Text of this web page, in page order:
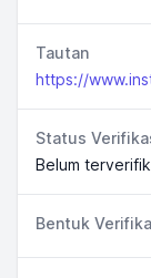
Tautan
https://
Status
Belum
Bentuk